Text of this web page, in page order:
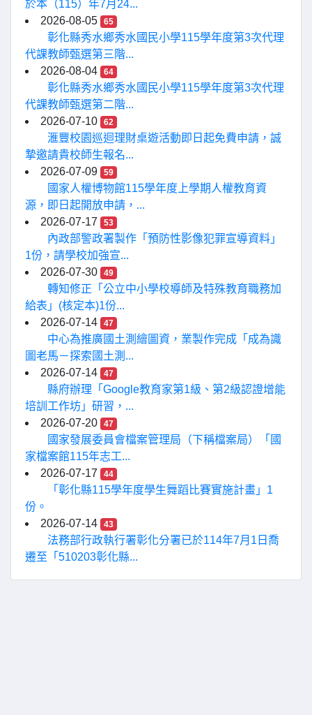
於本（115）年7月24...
2026-08-05
65
彰化縣秀水鄉秀水國民小學115學年度第3次代理
代課教師甄選第三階...
2026-08-04
64
彰化縣秀水鄉秀水國民小學115學年度第3次代理
代課教師甄選第二階...
2026-07-10
62
滙豐校園巡迴理財桌遊活動即日起免費申請，誠
摯邀請貴校師生報名...
2026-07-09
59
國家人權博物館115學年度上學期人權教育資
源，即日起開放申請，...
2026-07-17
53
內政部警政署製作「預防性影像犯罪宣導資料」
1份，請學校加強宣...
2026-07-30
49
轉知修正「公立中小學校導師及特殊教育職務加
給表」(核定本)1份...
2026-07-14
47
中心為推廣國土測繪圖資，業製作完成「成為識
圖老馬－探索國土測...
2026-07-14
47
縣府辦理「Google教育家第1級、第2級認證增能
培訓工作坊」研習，...
2026-07-20
47
國家發展委員會檔案管理局（下稱檔案局）「國
家檔案館115年志工...
2026-07-17
44
「彰化縣115學年度學生舞蹈比賽實施計畫」1
份。
2026-07-14
43
法務部行政執行署彰化分署已於114年7月1日喬
遷至「510203彰化縣...